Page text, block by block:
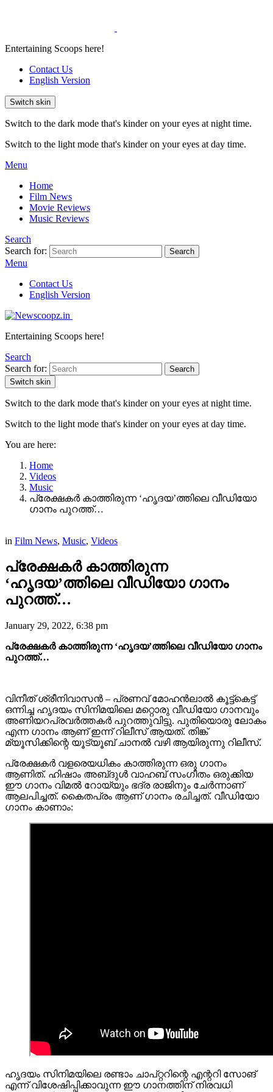
Entertaining Scoops here!
Contact Us
English Version
Switch skin
Switch to the dark mode that's kinder on your eyes at night time.
Switch to the light mode that's kinder on your eyes at day time.
Menu
Home
Film News
Movie Reviews
Music Reviews
Search
Search for:
Search
Menu
Contact Us
English Version
Entertaining Scoops here!
Search
Search for:
Search
Switch skin
Switch to the dark mode that's kinder on your eyes at night time.
Switch to the light mode that's kinder on your eyes at day time.
You are here:
Home
Videos
Music
പ്രേക്ഷകർ കാത്തിരുന്ന ‘ഹൃദയ’ത്തിലെ വീഡിയോ
ഗാനം പുറത്ത്…
in Film News, Music, Videos
പ്രേക്ഷകർ കാത്തിരുന്ന
‘ഹൃദയ’ത്തിലെ വീഡിയോ ഗാനം
പുറത്ത്…
January 29, 2022, 6:38 pm
പ്രേക്ഷകർ കാത്തിരുന്ന ‘ഹൃദയ’ത്തിലെ വീഡിയോ ഗാനം
പുറത്ത്…
വിനീത് ശ്രീനിവാസൻ – പ്രണവ് മോഹൻലാൽ കൂട്ട്കെട്ട്
ഒന്നിച്ച ഹൃദയം സിനിമയിലെ മറ്റൊരു വീഡിയോ ഗാനവും
അണിയറപ്രവർത്തകർ പുറത്തുവിട്ടു. പുതിയൊരു ലോകം
എന്ന ഗാനം ആണ് ഇന്ന് റിലീസ് ആയത്. തിങ്ക്
മ്യൂസിക്കിന്റെ യൂട്യൂബ് ചാനൽ വഴി ആയിരുന്നു റിലീസ്.
പ്രേക്ഷകർ വളരെയധികം കാത്തിരുന്ന ഒരു ഗാനം
ആണിത്. ഹിഷാം അബ്‌ദുൾ വാഹബ് സംഗീതം ഒരുക്കിയ
ഈ ഗാനം വിമൽ റോയ്യും ഭദ്ര രാജിനും ചേർന്നാണ്
ആലപിച്ചത്. കൈതപ്രം ആണ് ഗാനം രചിച്ചത്. വീഡിയോ
ഗാനം കാണാം:
ഹൃദയം സിനിമയിലെ രണ്ടാം ചാപ്റ്ററിന്റെ എന്ററി സോങ്
എന്ന് വിശേഷിപ്പിക്കാവുന്ന ഈ ഗാനത്തിന് നിരവധി